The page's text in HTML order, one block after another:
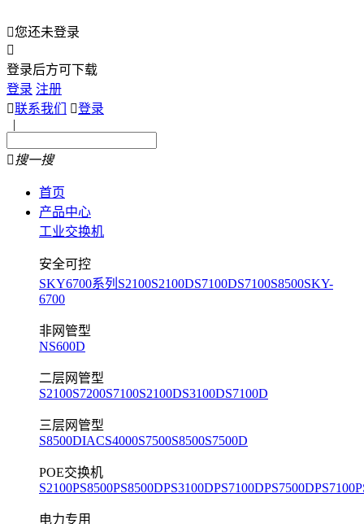
您还未登录

登录后方可下载
登录 注册
联系我们 登录
|
搜一搜
首页
产品中心
工业交换机
安全可控
SKY6700系列 S2100S2100DS7100DS7100S8500SKY-
6700
非网管型
NS600D
二层网管型
S2100S7200S7100S2100DS3100DS7100D
三层网管型
S8500DIACS4000S7500S8500S7500D
POE交换机
S2100PS8500PS8500DPS3100DPS7100DPS7500DPS7100P
电力专用